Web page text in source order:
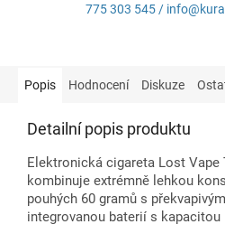
775 303 545 /
Popis Hodnocení Diskuze
Detailní popis produktu
Elektronická cigareta Lost Vape
kombinuje extrémně lehkou
pouhých 60 gramů s
integrovanou baterií s kapacitou